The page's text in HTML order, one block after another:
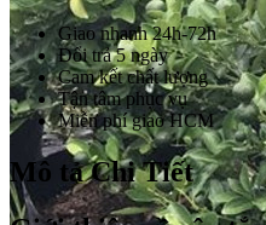
Giao nhanh 24h-72h
Đổi trả 5 ngày
Cam kết chất lượng
Tận tâm phục vụ
Miễn phí giao HCM
Mô tả Chi Tiết